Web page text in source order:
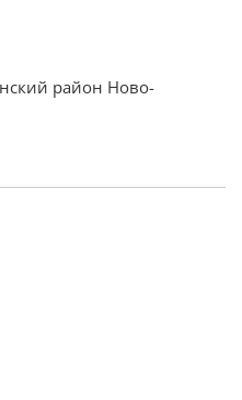
район Ново-